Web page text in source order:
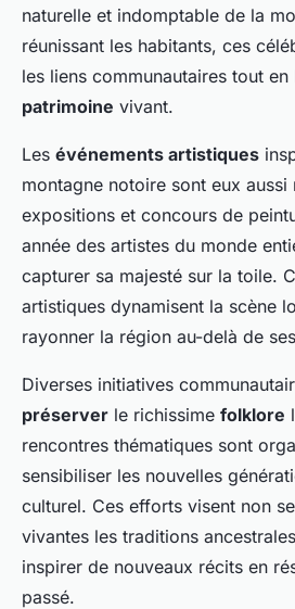
naturelle et indomptable de la
réunissant les habitants, ces
les liens communautaires tout en
patrimoine vivant.
Les événements artistiques
montagne notoire sont eux aussi
expositions et concours de
année des artistes du monde
capturer sa majesté sur la toile.
artistiques dynamisent la scène
rayonner la région au-delà de
Diverses initiatives
préserver le richissime folklore
rencontres thématiques sont
sensibiliser les nouvelles
culturel. Ces efforts visent non
vivantes les traditions
inspirer de nouveaux récits en
passé.